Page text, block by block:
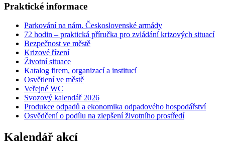
Praktické informace
Parkování na nám. Československé armády
72 hodin – praktická příručka pro zvládání krizových situací
Bezpečnost ve městě
Krizové řízení
Životní situace
Katalog firem, organizací a institucí
Osvětlení ve městě
Veřejné WC
Svozový kalendář 2026
Produkce odpadů a ekonomika odpadového hospodářství
Osvědčení o podílu na zlepšení životního prostředí
Kalendář akcí